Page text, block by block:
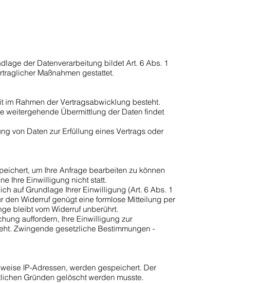
der Datenverarbeitung bildet Art. 6 Abs. 1
Maßnahmen gestattet.
im Rahmen der Vertragsabwicklung besteht.
weitergehende Übermittlung der Daten findet
von Daten zur Erfüllung eines Vertrags oder
um Ihre Anfrage bearbeiten zu können
Ihre Einwilligung nicht statt.
auf Grundlage Ihrer Einwilligung (Art. 6 Abs. 1
den Widerruf genügt eine formlose Mitteilung per
bleibt vom Widerruf unberührt.
auffordern, Ihre Einwilligung zur
Zwingende gesetzliche Bestimmungen -
IP-Adressen, werden gespeichert. Der
Gründen gelöscht werden musste.